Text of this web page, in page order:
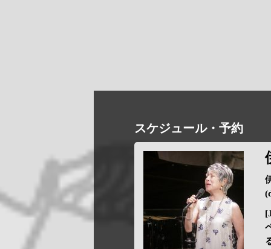
スケジュール・予約